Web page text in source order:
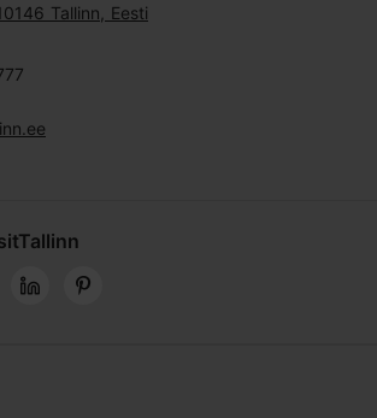
Tallinn, Eesti